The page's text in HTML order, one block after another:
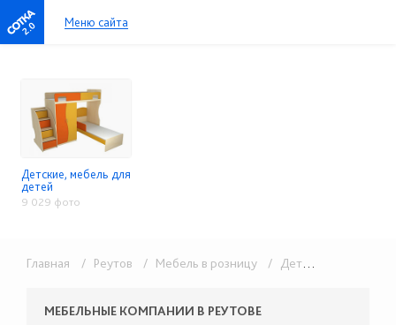
2.0 Меню сайта
Детские, мебель для
детей
9 029 фото
Главная / Реутов / Мебель в розницу / Детские, мебель для детей
МЕБЕЛЬНЫЕ КОМПАНИИ В РЕУТОВЕ